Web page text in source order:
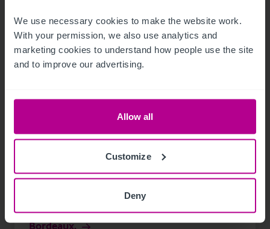
We use necessary cookies to make the website work.
With your permission, we also use analytics and
marketing cookies to understand how people use the site
and to improve our advertising.
Allow all
Customize
Deny
Christie & Co Bordeaux accompagne la
cession de l'hôtel Cardinal, actif hôtelier
rare au cœur du centre historique de
Bordeaux.